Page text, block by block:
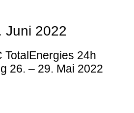
Juni 2022
TotalEnergies 24h
26. – 29. Mai 2022